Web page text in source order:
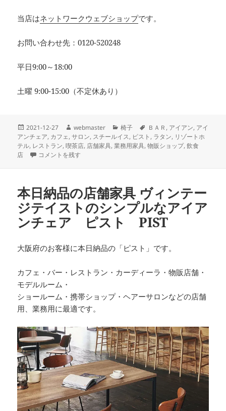
当店はネットワークウェブショップです。
お問い合わせ先：0120-520248
平日9:00～18:00
土曜 9:00-15:00（不定休あり）
投
稿
日:
2021-12-27
作
成
者
webmaster
カ
テ
ゴ
椅子
タ
グ
ＢＡＲ , アイアン, アイ
アンチェア, カフェ,サロン, スチールイス, ピスト , ラタン, リゾートホ
テル, レストラン,喫茶店, 店舗家具,業務用家具,物販ショップ,飲食
店
本日納品の店舗家具 ヴィンテージテイストのオークとスチールが
コメントを残す
本日納品の店舗家具 ヴィンテー
ジテイストのシンプルなアイア
ンチェア ピスト PIST
大阪府のお客様に本日納品の「ピスト」です。
カフェ・バー・レストラン・カーディーラ・物販店舗・
モデルルーム・
ショールーム・携帯ショップ・ヘアーサロンなどの店舗
用、業務用に最適です。